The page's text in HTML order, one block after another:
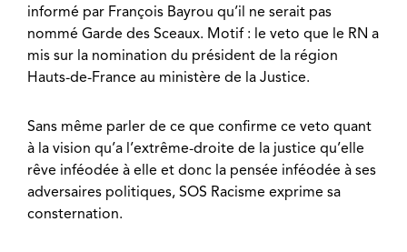
informé par François Bayrou qu’il ne serait pas
nommé Garde des Sceaux. Motif : le veto que le RN a
mis sur la nomination du président de la région
Hauts-de-France au ministère de la Justice.
Sans même parler de ce que confirme ce veto quant
à la vision qu’a l’extrême-droite de la justice qu’elle
rêve inféodée à elle et donc la pensée inféodée à ses
adversaires politiques, SOS Racisme exprime sa
consternation.